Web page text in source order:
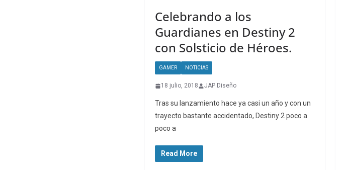
Celebrando a los
Guardianes en Destiny 2
con Solsticio de Héroes.
GAMER NOTICIAS
18 julio, 2018 JAP Diseño
Tras su lanzamiento hace ya casi un año y con un
trayecto bastante accidentado, Destiny 2 poco a
poco a
Read More